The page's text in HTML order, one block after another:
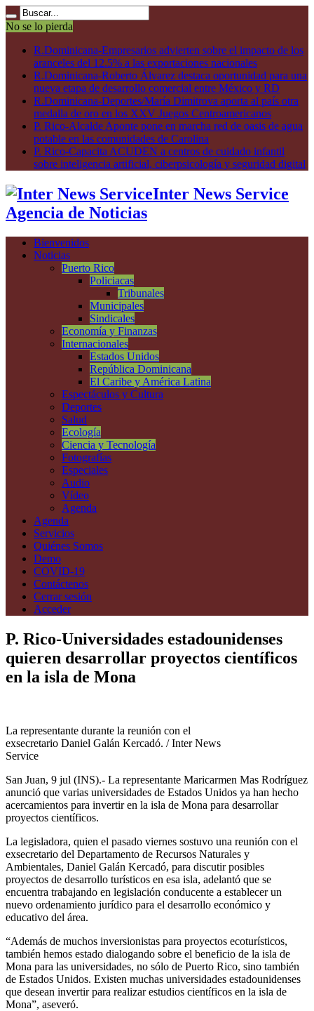
No se lo pierda
R.Dominicana-Empresarios advierten sobre el impacto de los
aranceles del 12.5% a las exportaciones nacionales
R.Dominicana-Roberto Álvarez destaca oportunidad para una
nueva etapa de desarrollo comercial entre México y RD
R.Dominicana-Deportes/María Dimitrova aporta al país otra
medalla de oro en los XXV Juegos Centroamericanos
P. Rico-Alcalde Aponte pone en marcha red de oasis de agua
potable en las comunidades de Carolina
P. Rico-Capacita ACUDEN a centros de cuidado infantil
sobre inteligencia artificial, ciberpsicología y seguridad digital
Inter News Service
Agencia de Noticias
Bienvenidos
Noticias
Puerto Rico
Policiacas
Tribunales
Municipales
Sindicales
Economía y Finanzas
Internacionales
Estados Unidos
República Dominicana
El Caribe y América Latina
Espectáculos y Cultura
Deportes
Salud
Ecología
Ciencia y Tecnología
Fotografías
Especiales
Audio
Vídeo
Agenda
Agenda
Servicios
Quiénes Somos
Demo
COVID-19
Contáctenos
Cerrar sesión
Acceder
P. Rico-Universidades estadounidenses
quieren desarrollar proyectos científicos
en la isla de Mona
La representante durante la reunión con el
exsecretario Daniel Galán Kercadó. / Inter News
Service
San Juan, 9 jul (INS).- La representante Maricarmen Mas Rodríguez
anunció que varias universidades de Estados Unidos ya han hecho
acercamientos para invertir en la isla de Mona para desarrollar
proyectos científicos.
La legisladora, quien el pasado viernes sostuvo una reunión con el
exsecretario del Departamento de Recursos Naturales y
Ambientales, Daniel Galán Kercadó, para discutir posibles
proyectos de desarrollo turísticos en esa isla, adelantó que se
encuentra trabajando en legislación conducente a establecer un
nuevo ordenamiento jurídico para el desarrollo económico y
educativo del área.
“Además de muchos inversionistas para proyectos ecoturísticos,
también hemos estado dialogando sobre el beneficio de la isla de
Mona para las universidades, no sólo de Puerto Rico, sino también
de Estados Unidos. Existen muchas universidades estadounidenses
que desean invertir para realizar estudios científicos en la isla de
Mona”, aseveró.